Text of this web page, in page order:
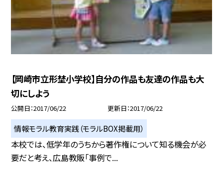
【岡崎市立形埜小学校】自分の作品も友達の作品も大
切にしよう
公開日 2017/06/22 更新日 2017/06/22
情報モラル教育実践（モラルBOX掲載用）
本校では、低学年のうちから著作権について知る機会が必
要だと考え、広島教販「事例で...